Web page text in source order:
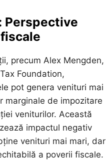
Perspective
precum Alex Mengden,
Foundation,
pot genera venituri mai
marginale de impozitare
veniturilor. Această
impactul negativ
venituri mai mari, dar
a poverii fiscale.